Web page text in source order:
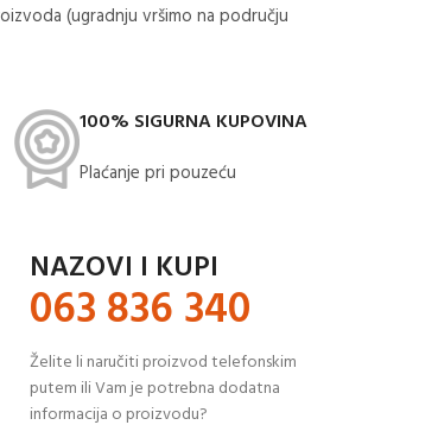
(ugradnju vršimo na području
100% SIGURNA KUPOVINA
Plaćanje pri pouzeću
NAZOVI I KUPI
063 836 340
Želite li naručiti proizvod telefonskim
putem ili Vam je potrebna dodatna
informacija o proizvodu?